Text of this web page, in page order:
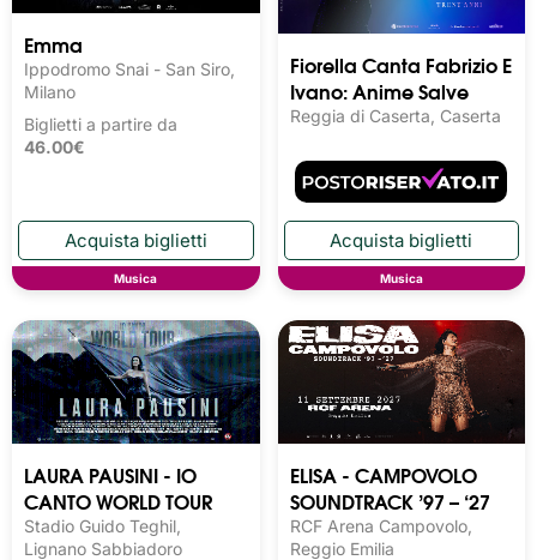
Emma
Ippodromo Snai - San Siro,
Milano
Biglietti a partire da
46.00€
Musica
Fiorella Canta Fabrizio E
Ivano: Anime Salve
Reggia di Caserta, Caserta
Musica
LAURA PAUSINI - IO
CANTO WORLD TOUR
Stadio Guido Teghil,
Lignano Sabbiadoro
ELISA - CAMPOVOLO
SOUNDTRACK ’97 – ‘27
RCF Arena Campovolo,
Reggio Emilia